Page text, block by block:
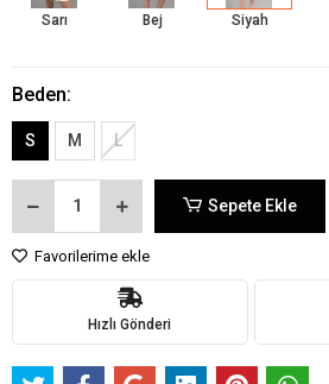
Sarı Bej Siyah
Beden:
S M L
Sepete Ekle
Favorilerime ekle
Hızlı Gönderi